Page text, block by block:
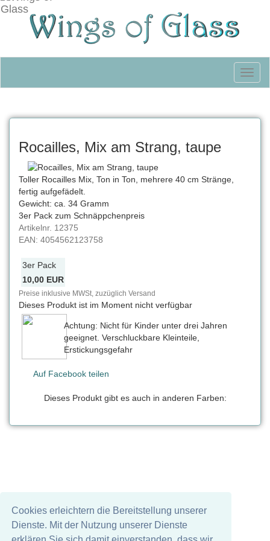
Cookies erleichtern die Bereitstellung unserer
Dienste. Mit der Nutzung unserer Dienste
Rocailles, Mix am Strang, taupe
Toller Rocailles Mix, Ton in Ton, mehrere 40 cm Stränge,
fertig aufgefädelt.
Gewicht: ca. 34 Gramm
3er Pack zum Schnäppchenpreis
Artikelnr. 12375
EAN: 4054562123758
3er Pack
10,00 EUR
Preise inklusive MWSt, zuzüglich Versand
Dieses Produkt ist im Moment nicht verfügbar
Achtung: Nicht für Kinder unter drei Jahren
geeignet. Verschluckbare Kleinteile,
Erstickungsgefahr
Auf Facebook teilen
Dieses Produkt gibt es auch in anderen Farben: